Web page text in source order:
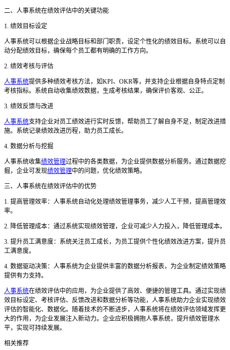
二、人事系统在绩效评估中的关键功能
1. 绩效目标设定
人事系统可以根据企业战略目标和部门职责，设定个性化的绩效目标。系统可以自
动分配绩效目标，确保每个员工都有明确的工作方向。
2. 绩效考核与评估
人事系统提供多种绩效考核方法，如KPI、OKR等，并支持企业根据自身特点定制
考核指标。系统自动收集绩效数据，生成考核结果，确保评价客观、公正。
3. 绩效反馈与改进
人事系统支持企业对员工绩效进行实时反馈，帮助员工了解自身不足，制定改进措
施。系统记录绩效改进历程，助力员工成长。
4. 数据分析与挖掘
人事系统收集绩效管理过程中的各类数据，为企业提供数据分析服务。通过数据挖
掘，企业可发现绩效管理中的问题，优化绩效策略。
三、人事系统在绩效评估中的优势
1. 提高管理效率：人事系统自动化处理绩效管理事务，减少人工干预，提高管理效
率。
2. 降低管理成本：通过系统实现绩效管理，企业可减少人力投入，降低管理成本。
3. 提升员工满意度：系统关注员工成长，为员工提供个性化绩效改进方案，提升员
工满意度。
4. 数据驱动决策：人事系统为企业提供丰富的数据分析报表，为企业制定绩效策略
提供有力支持。
人事系统在绩效评估中的应用，为企业提供了高效、便捷的管理工具。通过实现绩
效目标设定、考核评估、反馈改进和数据分析等功能，人事系统助力企业实现绩效
评估的智能化、数据化。随着技术的不断进步，人事系统将在绩效评估领域发挥更
大的作用，为企业发展注入新动力。企业应积极拥抱人事系统，提升绩效管理水
平，实现可持续发展。
相关推荐